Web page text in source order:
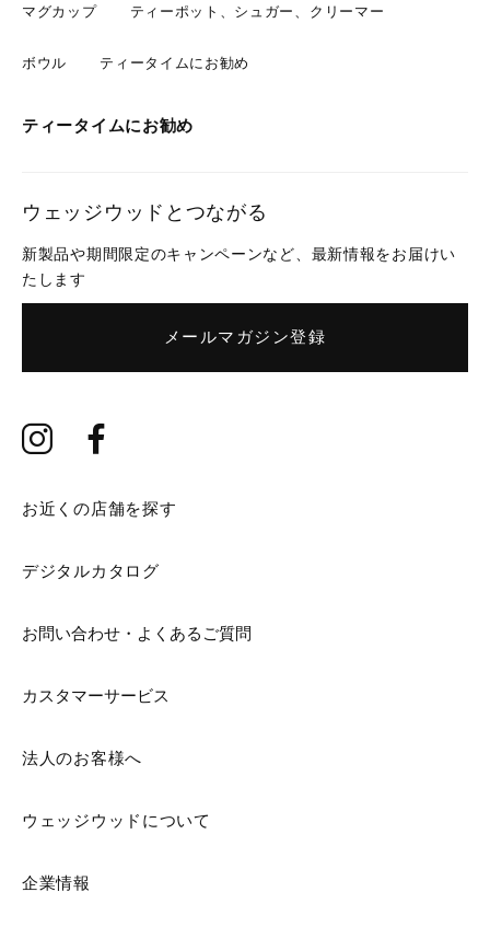
マグカップ ティーポット、シュガー、クリーマー
ボウル ティータイムにお勧め
ティータイムにお勧め
ウェッジウッドとつながる
新製品や期間限定のキャンペーンなど、最新情報をお届けい
たします
メールマガジン登録
お近くの店舗を探す
デジタルカタログ
お問い合わせ・よくあるご質問
カスタマーサービス
法人のお客様へ
ウェッジウッドについて
企業情報